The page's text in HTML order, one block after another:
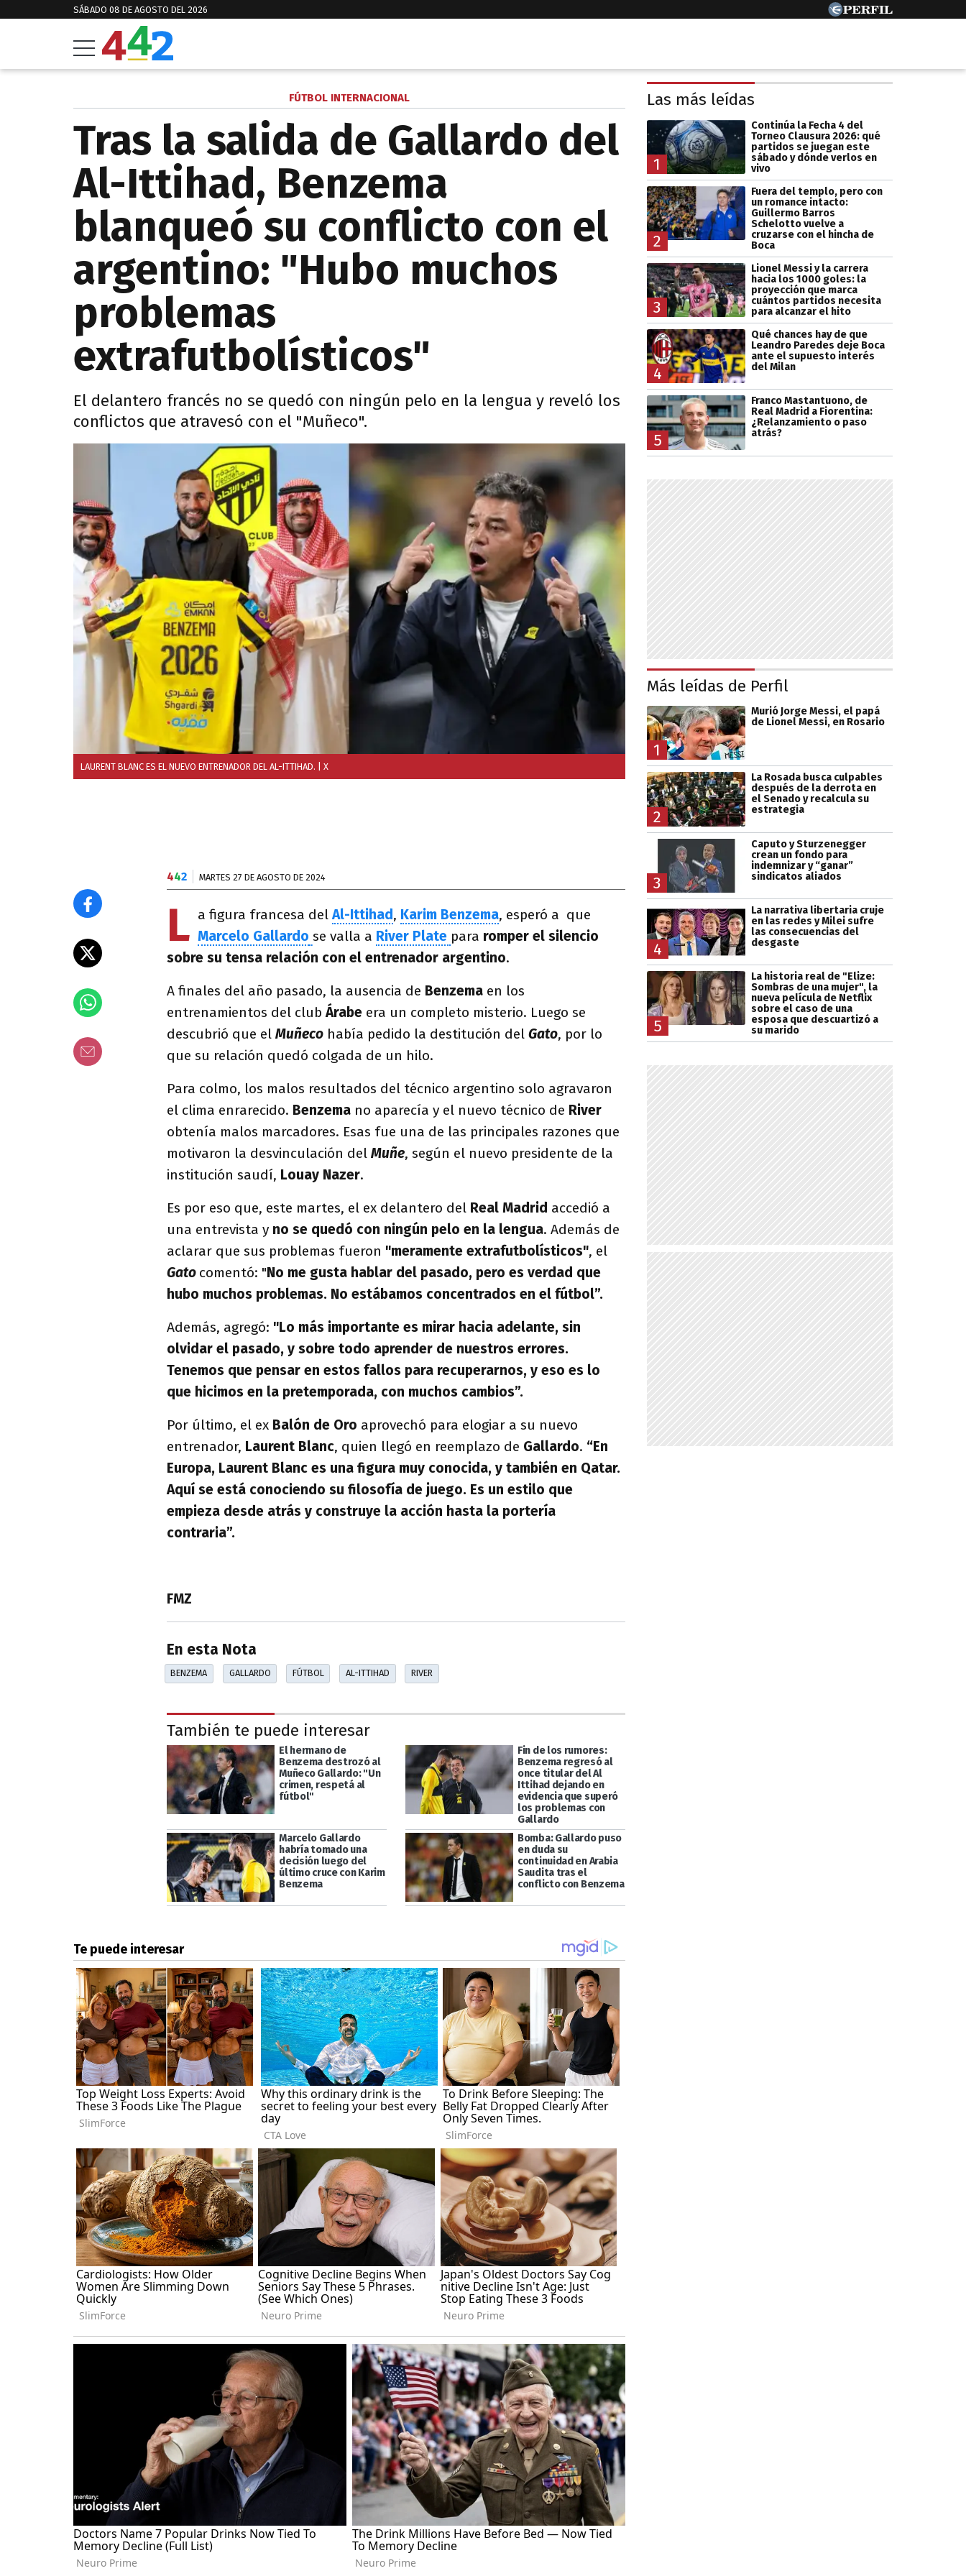
SÁBADO 08 DE AGOSTO DEL 2026
FÚTBOL INTERNACIONAL
Tras la salida de Gallardo del
Al-Ittihad, Benzema
blanqueó su conflicto con el
argentino: "Hubo muchos
problemas
extrafutbolísticos"
El delantero francés no se quedó con ningún pelo en la lengua y reveló los
conflictos que atravesó con el "Muñeco".
LAURENT BLANC ES EL NUEVO ENTRENADOR DEL AL-ITTIHAD. | X
442 MARTES 27 DE AGOSTO DE 2024
L a figura francesa delAl-Ittihad, Karim Benzema, esperó a que
Marcelo Gallardo se valla a River Plate para romper el silencio
sobre su tensa relación con el entrenador argentino.
A finales del año pasado, la ausencia de Benzema en los
entrenamientos del clubÁrabe era un completo misterio. Luego se
descubrió que el Muñeco había pedido la destitución del Gato, por lo
que su relación quedó colgada de un hilo.
Para colmo, los malos resultados del técnico argentino solo agravaron
el clima enrarecido. Benzema no aparecía y el nuevo técnico de River
obtenía malos marcadores. Esas fue una de las principales razones que
motivaron la desvinculación del Muñe, según el nuevo presidente de la
institución saudí, Louay Nazer.
Es por eso que, este martes, el ex delantero del Real Madrid accedió a
una entrevista y no se quedó con ningún pelo en la lengua. Además de
aclarar que sus problemas fueron "meramente extrafutbolísticos", el
Gato comentó: "No me gusta hablar del pasado, pero es verdad que
hubo muchos problemas. No estábamos concentrados en el fútbol”.
Además, agregó: "Lo más importante es mirar hacia adelante, sin
olvidar el pasado, y sobre todo aprender de nuestros errores.
Tenemos que pensar en estos fallos para recuperarnos, y eso es lo
que hicimos en la pretemporada, con muchos cambios”.
Por último, el ex Balón de Oro aprovechó para elogiar a su nuevo
entrenador, Laurent Blanc, quien llegó en reemplazo de Gallardo. “En
Europa, Laurent Blanc es una figura muy conocida, y también en Qatar.
Aquí se está conociendo su filosofía de juego. Es un estilo que
empieza desde atrás y construye la acción hasta la portería
contraria”.
FMZ
En esta Nota
BENZEMA GALLARDO FÚTBOL AL-ITTIHAD RIVER
También te puede interesar
El hermano de
Benzema destrozó al
Muñeco Gallardo: "Un
crimen, respetá al
fútbol"
Fin de los rumores:
Benzema regresó al
once titular del Al
Ittihad dejando en
evidencia que superó
los problemas con
Gallardo
Marcelo Gallardo
habría tomado una
decisión luego del
último cruce con Karim
Benzema
Bomba: Gallardo puso
en duda su
continuidad en Arabia
Saudita tras el
conflicto con Benzema
Las más leídas
1
Continúa la Fecha 4 del
Torneo Clausura 2026: qué
partidos se juegan este
sábado y dónde verlos en
vivo
2
Fuera del templo, pero con
un romance intacto:
Guillermo Barros
Schelotto vuelve a
cruzarse con el hincha de
Boca
3
Lionel Messi y la carrera
hacia los 1000 goles: la
proyección que marca
cuántos partidos necesita
para alcanzar el hito
4
Qué chances hay de que
Leandro Paredes deje Boca
ante el supuesto interés
del Milan
5
Franco Mastantuono, de
Real Madrid a Fiorentina:
¿Relanzamiento o paso
atrás?
Más leídas de Perfil
1
Murió Jorge Messi, el papá
de Lionel Messi, en Rosario
2
La Rosada busca culpables
después de la derrota en
el Senado y recalcula su
estrategia
3
Caputo y Sturzenegger
crean un fondo para
indemnizar y “ganar”
sindicatos aliados
4
La narrativa libertaria cruje
en las redes y Milei sufre
las consecuencias del
desgaste
5
La historia real de "Elize:
Sombras de una mujer", la
nueva película de Netflix
sobre el caso de una
esposa que descuartizó a
su marido